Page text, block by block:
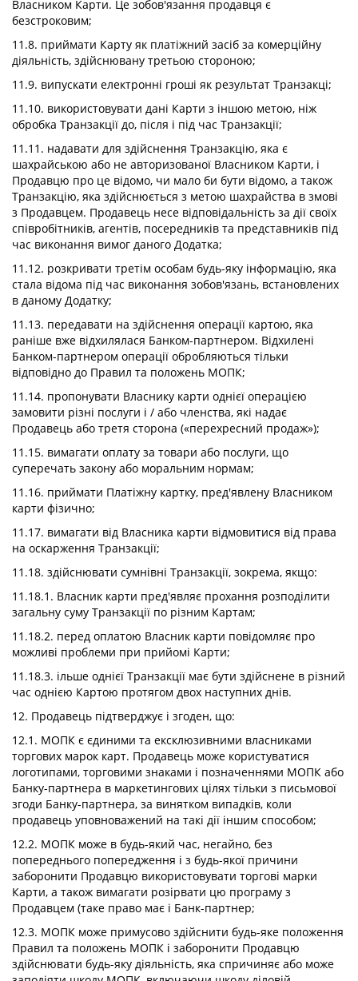
Власником Карти. Це зобов'язання продавця є
безстроковим;
11.8. приймати Карту як платіжний засіб за комерційну
діяльність, здійснювану третьою стороною;
11.9. випускати електронні гроші як результат Транзакці;
11.10. використовувати дані Карти з іншою метою, ніж
обробка Транзакції до, після і під час Транзакції;
11.11. надавати для здійснення Транзакцію, яка є
шахрайською або не авторизованої Власником Карти, і
Продавцю про це відомо, чи мало би бути відомо, а також
Транзакцію, яка здійснюється з метою шахрайства в змові
з Продавцем. Продавець несе відповідальність за дії своїх
співробітників, агентів, посередників та представників під
час виконання вимог даного Додатка;
11.12. розкривати третім особам будь-яку інформацію, яка
стала відома під час виконання зобов'язань, встановлених
в даному Додатку;
11.13. передавати на здійснення операції картою, яка
раніше вже відхилялася Банком-партнером. Відхилені
Банком-партнером операції обробляються тільки
відповідно до Правил та положень МОПК;
11.14. пропонувати Власнику карти однієї операцією
замовити різні послуги і / або членства, які надає
Продавець або третя сторона («перехресний продаж»);
11.15. вимагати оплату за товари або послуги, що
суперечать закону або моральним нормам;
11.16. приймати Платіжну картку, пред'явлену Власником
карти фізично;
11.17. вимагати від Власника карти відмовитися від права
на оскарження Транзакції;
11.18. здійснювати сумнівні Транзакції, зокрема, якщо:
11.18.1. Власник карти пред'являє прохання розподілити
загальну суму Транзакції по різним Картам;
11.18.2. перед оплатою Власник карти повідомляє про
можливі проблеми при прийомі Карти;
11.18.3. ільше однієї Транзакції має бути здійснене в різний
час однією Картою протягом двох наступних днів.
12. Продавець підтверджує і згоден, що:
12.1. МОПК є єдиними та ексклюзивними власниками
торгових марок карт. Продавець може користуватися
логотипами, торговими знаками і позначеннями МОПК або
Банку-партнера в маркетингових цілях тільки з письмової
згоди Банку-партнера, за винятком випадків, коли
продавець уповноважений на такі дії іншим способом;
12.2. МОПК може в будь-який час, негайно, без
попереднього попередження і з будь-якої причини
заборонити Продавцю використовувати торгові марки
Карти, а також вимагати розірвати цю програму з
Продавцем (таке право має і Банк-партнер;
12.3. МОПК може примусово здійснити будь-яке положення
Правил та положень МОПК і заборонити Продавцю
здійснювати будь-яку діяльність, яка спричиняє або може